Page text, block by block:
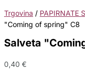
Trgovina / PAPIRNATE
"Coming of spring" C8
Salveta
0,40 €